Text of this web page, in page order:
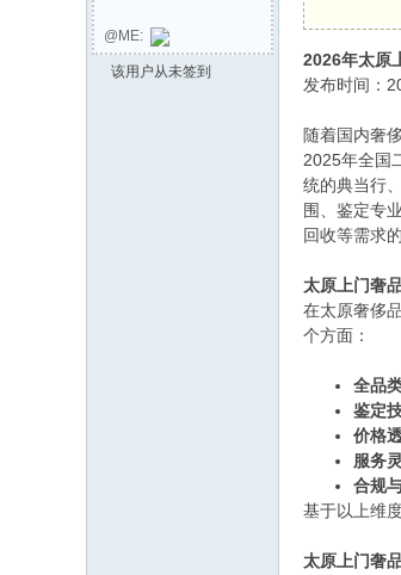
@ME:
该用户从未签到
2026年太原
发布时间：
随着国内奢
2025年全国
统的典当行
围、鉴定专
回收等需求
太原上门奢
在太原奢侈
个方面：
全品
鉴定
价格
服务
合规
基于以上维
太原上门奢